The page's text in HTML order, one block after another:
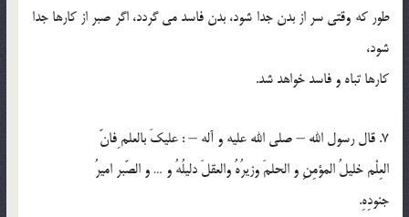
طور كه وقتي سر از بدن جدا شود، بدن فاسد مي گردد، اگر صبر از كارها جدا
شود،
كارها تباه و فاسد خواهد شد.
7. قال رسول الله – صلي الله عليه و آله – : عليكَ بالعلم ِفانّ
العِلْم خليلُ المؤمِنِ و الحلمَ وزيرُهُ والعقلَ دليلُهُ و … و الصّبر اميرُ
جنودِهِ.